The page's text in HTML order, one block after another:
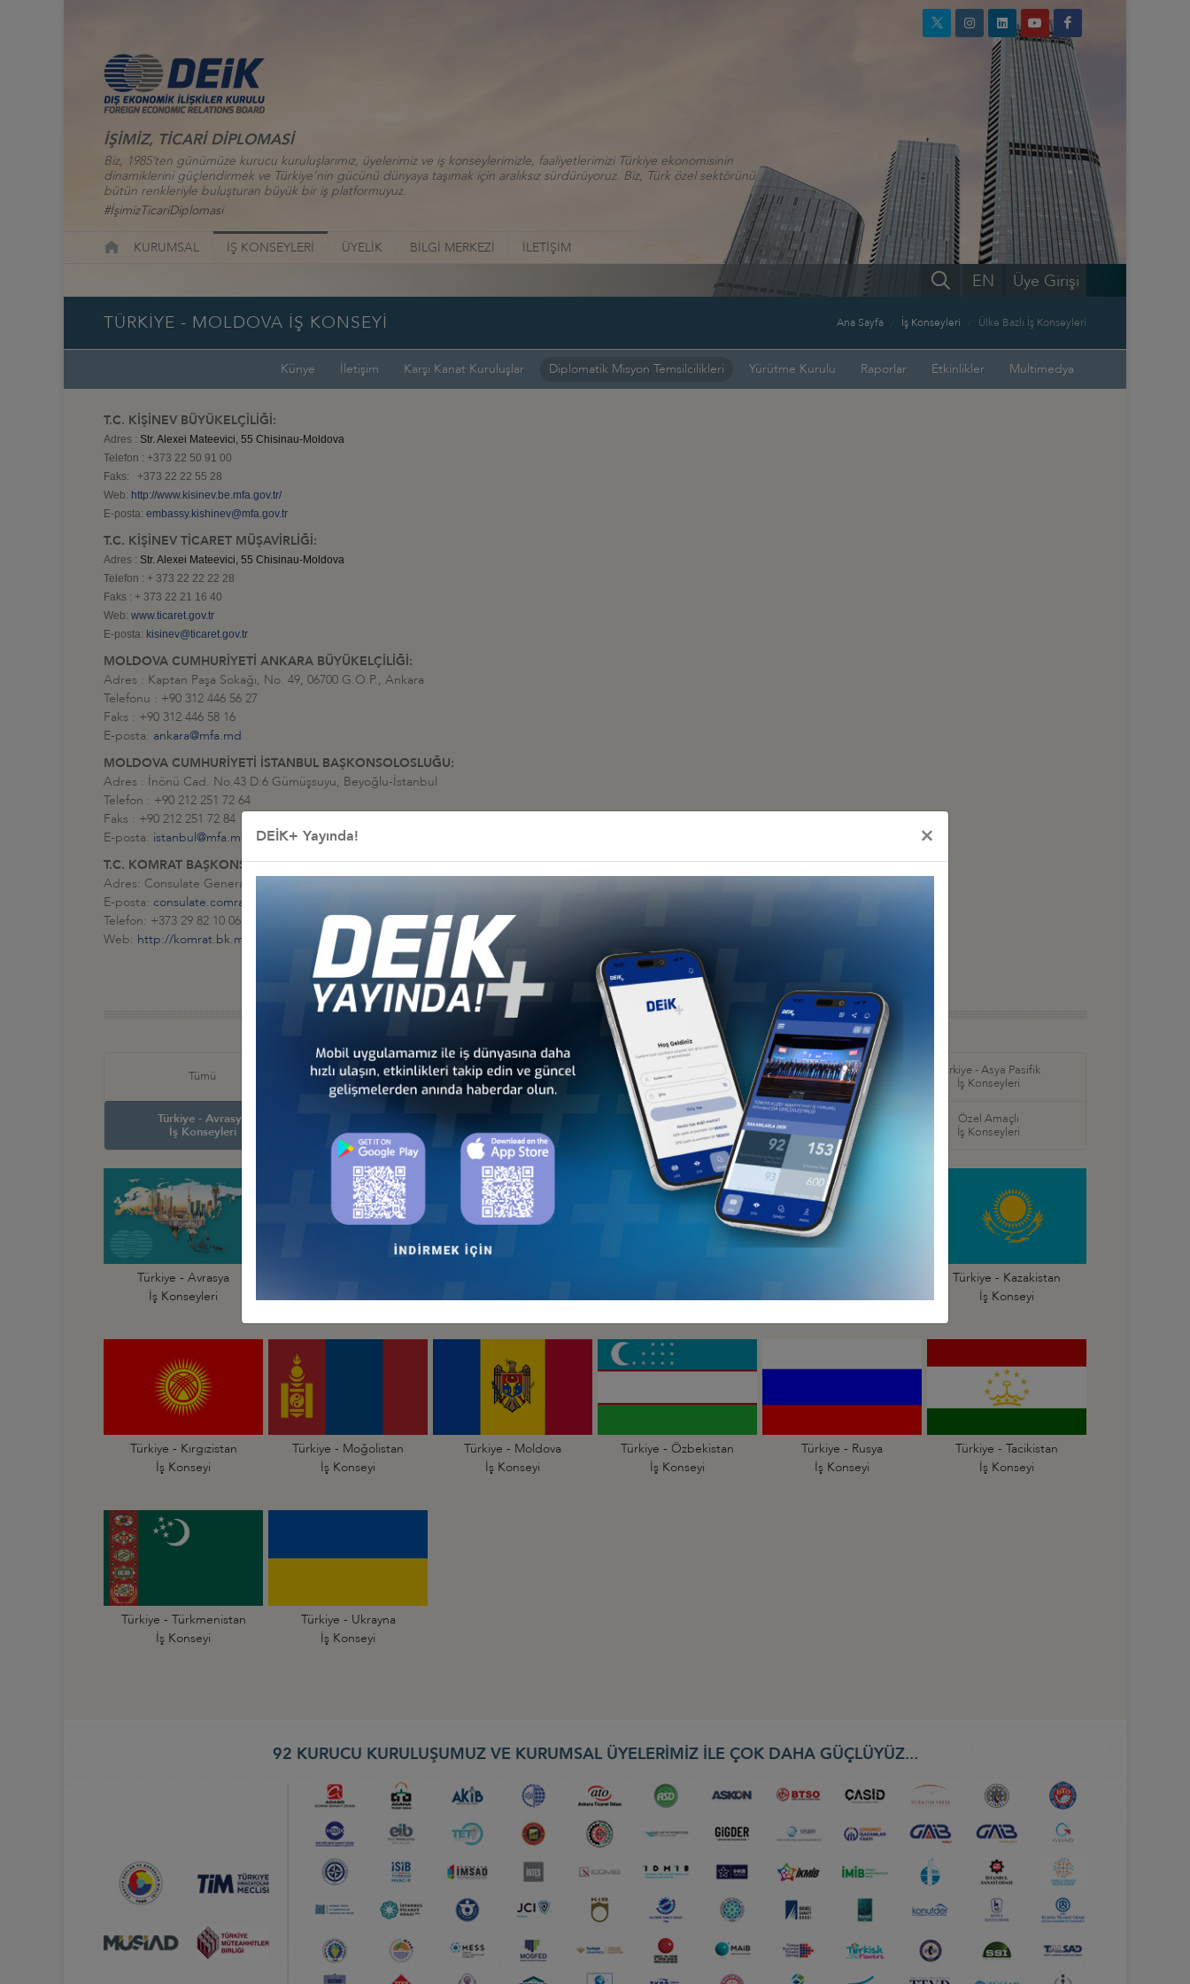
İŞİMİZ, TİCARİ DİPLOMASİ
Biz, 1985’ten günümüze kurucu kuruluşlarımız, üyelerimiz ve iş konseylerimizle, faaliyetlerimizi Türkiye ekonomisinin
dinamiklerini güçlendirmek ve Türkiye’nin gücünü dünyaya taşımak için aralıksız sürdürüyoruz. Biz, Türk özel sektörünü
bütün renkleriyle buluşturan büyük bir iş platformuyuz.
#İşimizTicariDiplomasi
KURUMSAL İŞ KONSEYLERİ ÜYELİK BİLGİ MERKEZİ İLETİŞİM
Üye Girişi
EN
TÜRKİYE - MOLDOVA İŞ KONSEYİ Ana Sayfa İş Konseyleri Ülke Bazlı İş Konseyleri
Künye İletişim Karşı Kanat Kuruluşlar Diplomatik Misyon Temsilcilikleri Yürütme Kurulu Raporlar Etkinlikler Multimedya
T.C. KİŞİNEV BÜYÜKELÇİLİĞİ:
Adres : Str. Alexei Mateevici, 55 Chisinau-Moldova
Telefon : +373 22 50 91 00
Faks: +373 22 22 55 28
Web: http://www.kisinev.be.mfa.gov.tr/
E-posta: embassy.kishinev@mfa.gov.tr
T.C. KİŞİNEV TİCARET MÜŞAVİRLİĞİ:
Adres : Str. Alexei Mateevici, 55 Chisinau-Moldova
Telefon : + 373 22 22 22 28
Faks : + 373 22 21 16 40
Web: www.ticaret.gov.tr
E-posta: kisinev@ticaret.gov.tr
MOLDOVA CUMHURİYETİ ANKARA BÜYÜKELÇİLİĞİ:
Adres : Kaptan Paşa Sokağı, No. 49, 06700 G.O.P., Ankara
Telefonu : +90 312 446 56 27
Faks : +90 312 446 58 16
E-posta: ankara@mfa.md
MOLDOVA CUMHURİYETİ İSTANBUL BAŞKONSOLOSLUĞU:
Adres : İnönü Cad. No.43 D:6 Gümüşsuyu, Beyoğlu-İstanbul
Telefon : +90 212 251 72 64
Faks : +90 212 251 72 84
E-posta: istanbul@mfa.md
T.C. KOMRAT BAŞKONSOLOSLUĞU:
Adres: Consulate General of the Republic of Türkiye in Comrat Lenin St. Nr: 238, Comrat / MOLDOVA
E-posta: consulate.comrat@mfa.gov.tr
Telefon: +373 29 82 10 06
Web: http://komrat.bk.mfa.gov.tr
Diğer İş Konseyleri
Tümü
Türkiye - Afrika
İş Konseyleri
Türkiye - Kuzey Amerika
İş Konseyleri
Türkiye - Latin Amerika ve
Karayipler İş Konseyleri
Türkiye - Asya Pasifik
İş Konseyleri
Türkiye - Avrasya
İş Konseyleri
Türkiye - Avrupa
İş Konseyleri
Türkiye - Orta Doğu ve
Körfez İş Konseyleri
Sektörel
İş Konseyleri
Özel Amaçlı
İş Konseyleri
Türkiye - Avrasya
İş Konseyleri
İş Konseyi
İş Konseyi
İş Konseyi
İş Konseyi
Türkiye - Kazakistan
İş Konseyi
Türkiye - Kırgızistan
İş Konseyi
Türkiye - Moğolistan
İş Konseyi
Türkiye - Moldova
İş Konseyi
Türkiye - Özbekistan
İş Konseyi
Türkiye - Rusya
İş Konseyi
Türkiye - Tacikistan
İş Konseyi
Türkiye - Türkmenistan
İş Konseyi
Türkiye - Ukrayna
İş Konseyi
92 KURUCU KURULUŞUMUZ VE KURUMSAL ÜYELERİMİZ İLE ÇOK DAHA GÜÇLÜYÜZ...
DEİK+ Yayında! ×